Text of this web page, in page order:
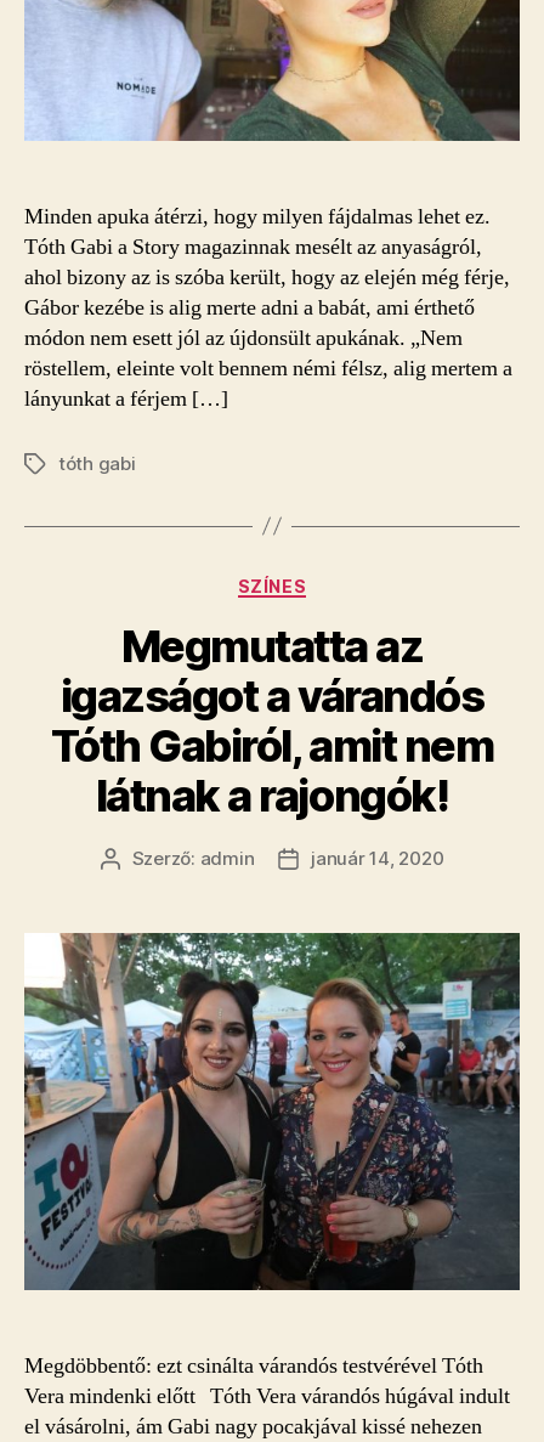
Minden apuka átérzi, hogy milyen fájdalmas lehet ez.
Tóth Gabi a Story magazinnak mesélt az anyaságról,
ahol bizony az is szóba került, hogy az elején még férje,
Gábor kezébe is alig merte adni a babát, ami érthető
módon nem esett jól az újdonsült apukának. „Nem
röstellem, eleinte volt bennem némi félsz, alig mertem a
lányunkat a férjem […]
Címkéktóth gabi
Kategóriák
SZÍNES
Megmutatta az
igazságot a várandós
Tóth Gabiról, amit nem
látnak a rajongók!
Bejegyzés
Szerző: admin
Bejegyzés
január 14, 2020
Megdöbbentő: ezt csinálta várandós testvérével Tóth
Vera mindenki előtt Tóth Vera várandós húgával indult
el vásárolni, ám Gabi nagy pocakjával kissé nehezen